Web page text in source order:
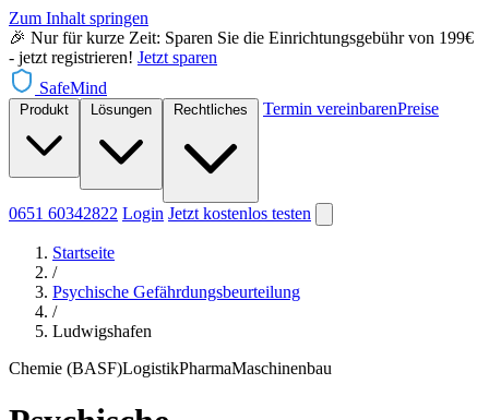
Zum Inhalt springen
🎉 Nur für kurze Zeit: Sparen Sie die Einrichtungsgebühr von 199€
- jetzt registrieren! Jetzt sparen
SafeMind
Termin vereinbarenPreise
0651 60342822 Login Jetzt kostenlos testen
Startseite
/
Psychische Gefährdungsbeurteilung
/
Ludwigshafen
Chemie (BASF)LogistikPharmaMaschinenbau